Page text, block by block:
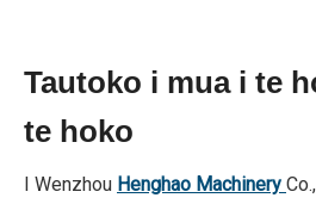
Tautoko i mua i te
te hoko
I Wenzhou Henghao Machinery